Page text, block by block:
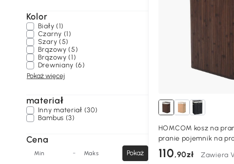
Kolor
Biały (1)
Czarny (1)
Szary (5)
Brązowy (5)
Brązowy (1)
Drewniany (6)
Pokaż więcej
materiał
Inny materiał (30)
Bambus (3)
Cena
Min - Maks
Pokaż
HOMCOM kosz na
pranie pojemnik na
pranie sortownik do
110,90zł Zawiera